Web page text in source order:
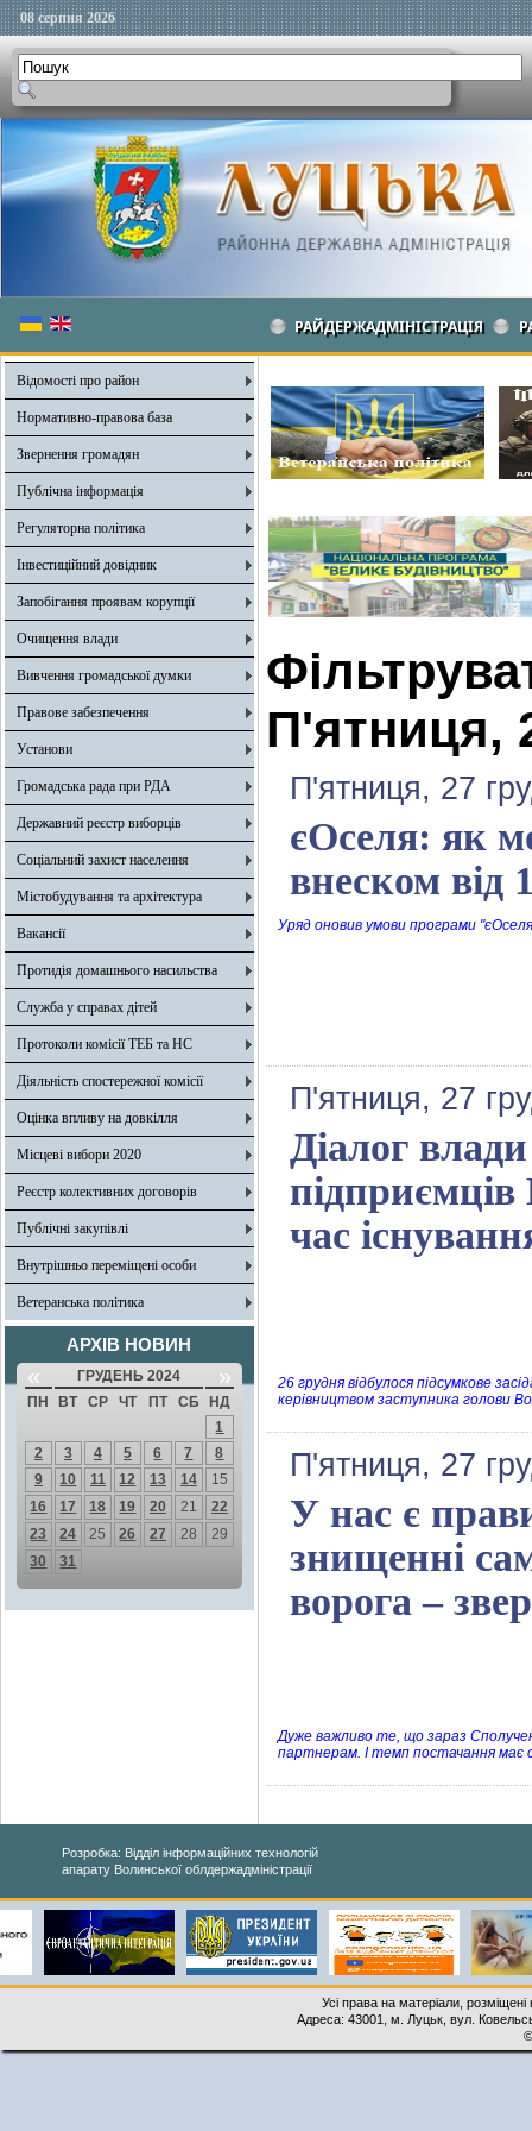
08 серпня 2026
РАЙДЕРЖАДМІНІСТРАЦІЯ
Відомості про район
Нормативно-правова база
Звернення громадян
Публічна інформація
Регуляторна політика
Інвестиційний довідник
Запобігання проявам корупції
Очищення влади
Вивчення громадської думки
Правове забезпечення
Установи
Громадська рада при РДА
Державний реєстр виборців
Соціальний захист населення
Містобудування та архітектура
Вакансії
Протидія домашнього насильства
Служба у справах дітей
Протоколи комісії ТЕБ та НС
Діяльність спостережної комісії
Оцінка впливу на довкілля
Місцеві вибори 2020
Реєстр колективних договорів
Публічні закупівлі
Внутрішньо переміщені особи
Ветеранська політика
АРХІВ НОВИН
« ГРУДЕНЬ 2024 »
ПН ВТ СР ЧТ ПТ СБ
НД
1
2
3 4 5 6 7
8
9
10 11 12 13 14
15
16
17 18 19 20 21
22
23
24 25 26 27 28
29
30
31
П'ятниця,
П'ятниця, 27
єОселя: як
внеском від
Уряд оновив умови програми
П'ятниця, 27
Діалог
підприємців
час
26 грудня відбулося підсумкове
керівництвом заступника голови
П'ятниця, 27
У нас є
знищенні
ворога –
Дуже важливо те, що зараз
партнерам. І темп постачання
Розробка: Відділ інформаційних технологій
апарату Волинської облдержадміністрації
Усі права на матеріали,
Адреса: 43001, м. Луцьк, вул.